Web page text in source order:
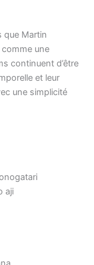
que Martin
une
continuent d’être
et leur
une simplicité
aji